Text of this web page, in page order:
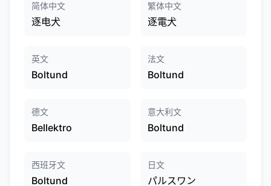
简体中文
逐电犬
繁体中文
逐電犬
英文
Boltund
法文
Boltund
德文
Bellektro
意大利文
Boltund
西班牙文
Boltund
日文
パルスワン